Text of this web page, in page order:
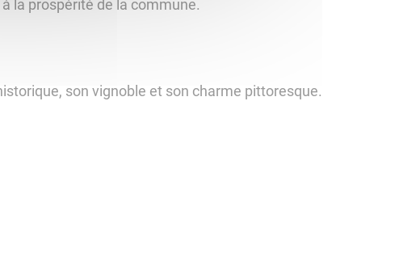
la prospérité de la commune.
son vignoble et son charme pittoresque.